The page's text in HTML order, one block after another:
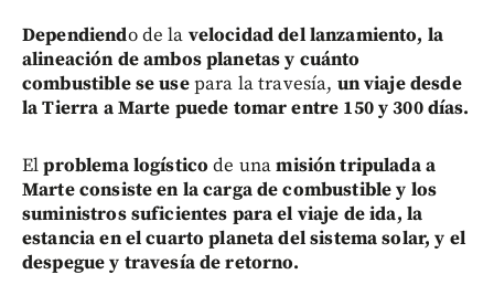
Dependiendo de la velocidad del lanzamiento, la
alineación de ambos planetas y cuánto
combustible se usepara la travesía, un viaje desde
la Tierra a Marte puede tomar entre 150 y 300 días.
Elproblema logístico de unamisión tripulada a
Marte consiste en la carga de combustible y los
suministros suficientes para el viaje de ida, la
estancia en el cuarto planeta del sistema solar, y el
despegue y travesía de retorno.